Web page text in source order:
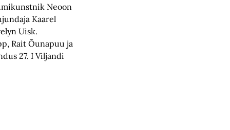
Neoon
Kaarel
Uisk.
Rait Õunapuu ja
27. I Viljandi